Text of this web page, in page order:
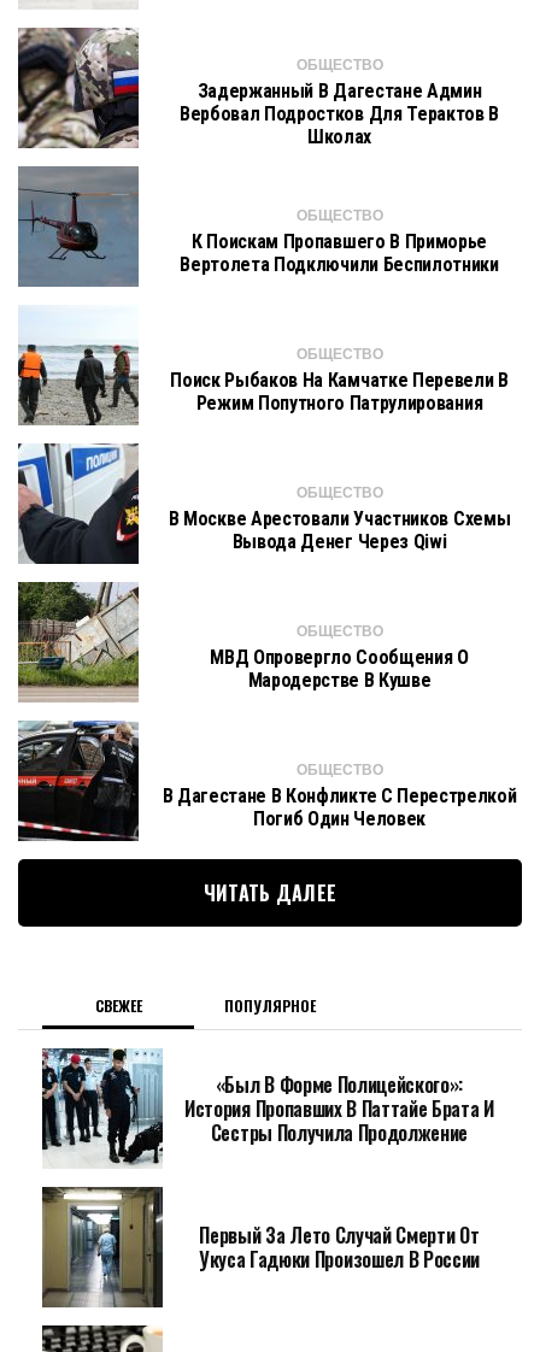
ОБЩЕСТВО
Задержанный В Дагестане Админ
Вербовал Подростков Для Терактов В
Школах
ОБЩЕСТВО
К Поискам Пропавшего В Приморье
Вертолета Подключили Беспилотники
ОБЩЕСТВО
Поиск Рыбаков На Камчатке Перевели В
Режим Попутного Патрулирования
ОБЩЕСТВО
В Москве Арестовали Участников Схемы
Вывода Денег Через Qiwi
ОБЩЕСТВО
МВД Опровергло Сообщения О
Мародерстве В Кушве
ОБЩЕСТВО
В Дагестане В Конфликте С Перестрелкой
Погиб Один Человек
ЧИТАТЬ ДАЛЕЕ
СВЕЖЕЕ ПОПУЛЯРНОЕ
«Был В Форме Полицейского»:
История Пропавших В Паттайе Брата И
Сестры Получила Продолжение
Первый За Лето Случай Смерти От
Укуса Гадюки Произошел В России